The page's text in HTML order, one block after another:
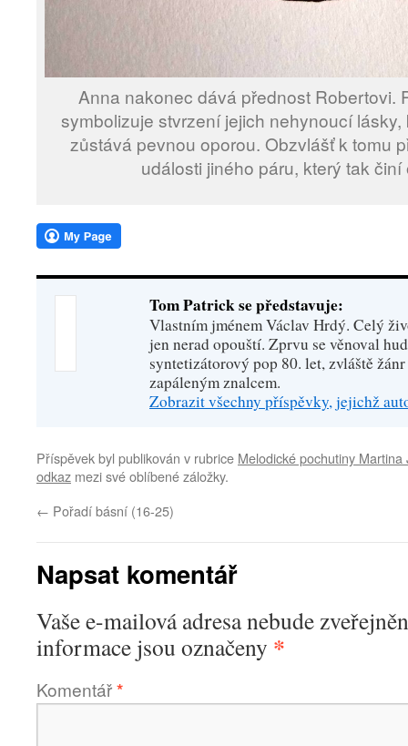
Anna nakonec dává přednost Robertovi.
symbolizuje stvrzení jejich nehynoucí
zůstává pevnou oporou. Obzvlášť k tomu
události jiného páru, který tak
Tom Patrick se představuje:
Vlastním jménem Václav Hrdý. Celý
jen nerad opouští. Zprvu se věnoval
syntetizátorový pop 80. let, zvláště
zapáleným znalcem.
Zobrazit všechny příspěvky, jejichž
Příspěvek byl publikován v rubrice Melodické pochutiny Martina
odkaz mezi své oblíbené záložky.
← Pořadí básní (16-25)
Napsat komentář
Vaše e-mailová adresa nebude
informace jsou označeny *
Komentář*